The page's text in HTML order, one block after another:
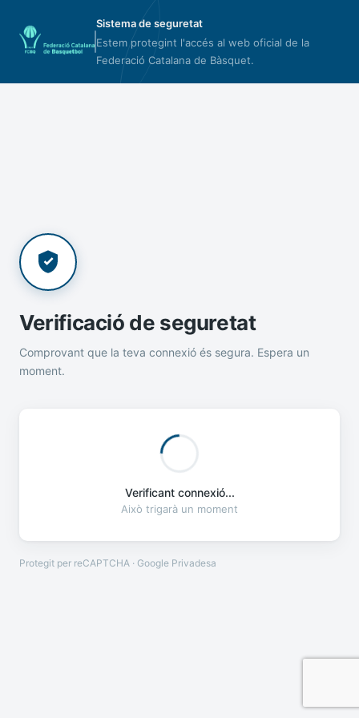
Sistema de seguretat
Estem protegint l'accés al web oficial de la
Federació Catalana de Bàsquet.
Verificació de seguretat
Comprovant que la teva connexió és segura. Espera un
moment.
Verificant connexió...
Això trigarà un moment
Protegit per reCAPTCHA · Google Privadesa